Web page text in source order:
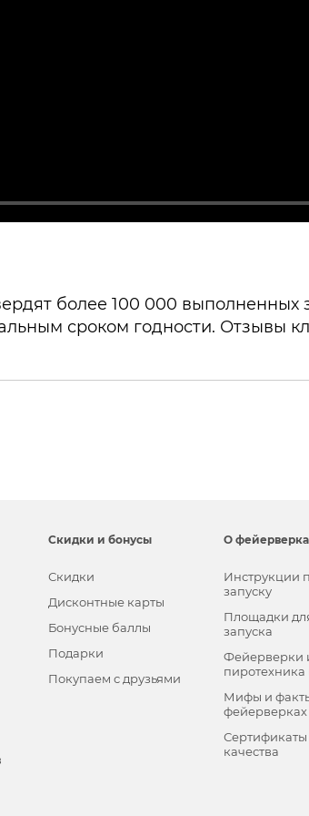
более 100 000 выполненных
сроком годности. Отзывы
Скидки и бонусы
Скидки
Дисконтные карты
Бонусные баллы
Подарки
Покупаем с друзьями
О
Инструкции
запуску
Площадки
запуска
Фейерверки
пиротехника
Мифы и
фейерверках
Сертификаты
качества